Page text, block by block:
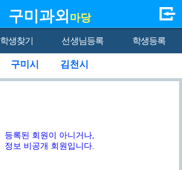
구미과외 마당
학생찾기 선생님등록 학생등록
구미시 김천시
등록된 회원이 아니거나,
정보 비공개 회원입니다.